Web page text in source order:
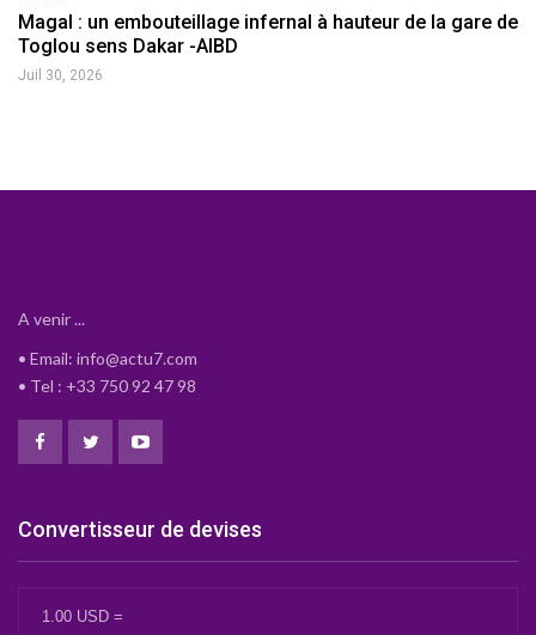
Magal : un embouteillage infernal à hauteur de la gare de
Toglou sens Dakar -AIBD
Juil 30, 2026
A venir ...
• Email: info@actu7.com
• Tel : +33 750 92 47 98
Convertisseur de devises
1.00 USD =